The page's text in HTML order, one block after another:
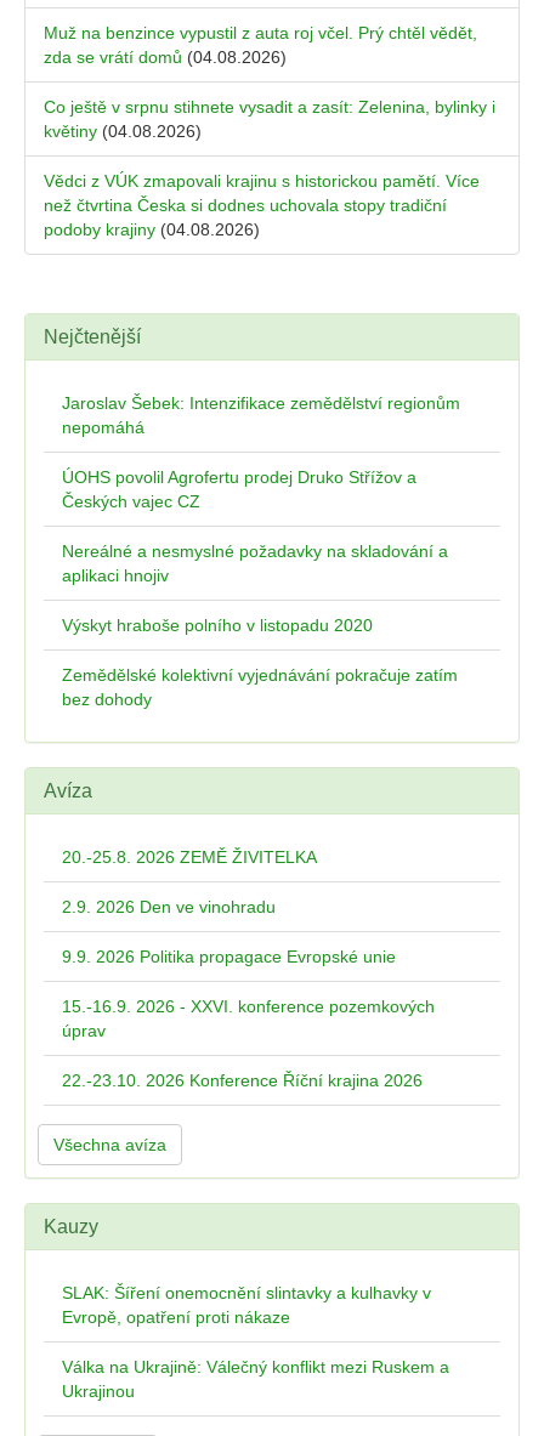
Muž na benzince vypustil z auta roj včel. Prý chtěl vědět,
zda se vrátí domů (04.08.2026)
Co ještě v srpnu stihnete vysadit a zasít: Zelenina, bylinky i
květiny (04.08.2026)
Vědci z VÚK zmapovali krajinu s historickou pamětí. Více
než čtvrtina Česka si dodnes uchovala stopy tradiční
podoby krajiny (04.08.2026)
Nejčtenější
Jaroslav Šebek: Intenzifikace zemědělství regionům
nepomáhá
ÚOHS povolil Agrofertu prodej Druko Střížov a
Českých vajec CZ
Nereálné a nesmyslné požadavky na skladování a
aplikaci hnojiv
Výskyt hraboše polního v listopadu 2020
Zemědělské kolektivní vyjednávání pokračuje zatím
bez dohody
Avíza
20.-25.8. 2026 ZEMĚ ŽIVITELKA
2.9. 2026 Den ve vinohradu
9.9. 2026 Politika propagace Evropské unie
15.-16.9. 2026 - XXVI. konference pozemkových
úprav
22.-23.10. 2026 Konference Říční krajina 2026
Všechna avíza
Kauzy
SLAK: Šíření onemocnění slintavky a kulhavky v
Evropě, opatření proti nákaze
Válka na Ukrajině: Válečný konflikt mezi Ruskem a
Ukrajinou